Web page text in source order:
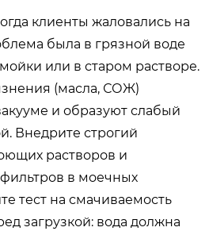
клиенты жаловались на
была в грязной воде
или в старом растворе.
(масла, СОЖ)
и образуют слабый
Внедрите строгий
растворов и
в моечных
тест на смачиваемость
загрузкой: вода должна